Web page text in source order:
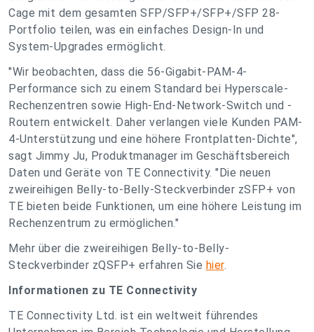
Cage mit dem gesamten SFP/SFP+/SFP+/SFP 28-
Portfolio teilen, was ein einfaches Design-In und
System-Upgrades ermöglicht.
"Wir beobachten, dass die 56-Gigabit-PAM-4-
Performance sich zu einem Standard bei Hyperscale-
Rechenzentren sowie High-End-Network-Switch und -
Routern entwickelt. Daher verlangen viele Kunden PAM-
4-Unterstützung und eine höhere Frontplatten-Dichte",
sagt Jimmy Ju, Produktmanager im Geschäftsbereich
Daten und Geräte von TE Connectivity. "Die neuen
zweireihigen Belly-to-Belly-Steckverbinder zSFP+ von
TE bieten beide Funktionen, um eine höhere Leistung im
Rechenzentrum zu ermöglichen."
Mehr über die zweireihigen Belly-to-Belly-
Steckverbinder zQSFP+ erfahren Sie hier.
Informationen zu TE Connectivity
TE Connectivity Ltd. ist ein weltweit führendes